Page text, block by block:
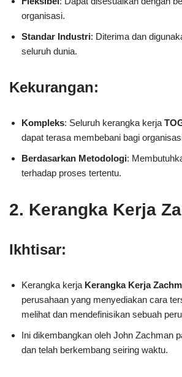
organisasi.
Standar Industri: Diterima dan
seluruh dunia.
Kekurangan:
Kompleks: Seluruh kerangka kerja
dapat terasa membebani bagi
Berdasarkan Metodologi:
terhadap proses tertentu.
2. Kerangka Kerja
Ikhtisar:
Kerangka kerja Kerangka Kerja
perusahaan yang menyediakan cara
melihat dan mendefinisikan sebuah
Ini dikembangkan oleh John Zachman
dan telah berkembang seiring waktu.